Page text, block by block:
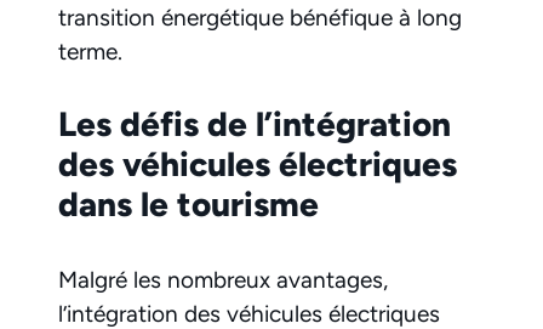
transition énergétique bénéfique à long
terme.
Les défis de l’intégration
des véhicules électriques
dans le tourisme
Malgré les nombreux avantages,
l’intégration des véhicules électriques